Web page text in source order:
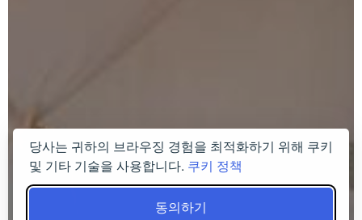
당사는 귀하의 브라우징 경험을 최적화하기 위해 쿠키
및 기타 기술을 사용합니다. 쿠키 정책
동의하기